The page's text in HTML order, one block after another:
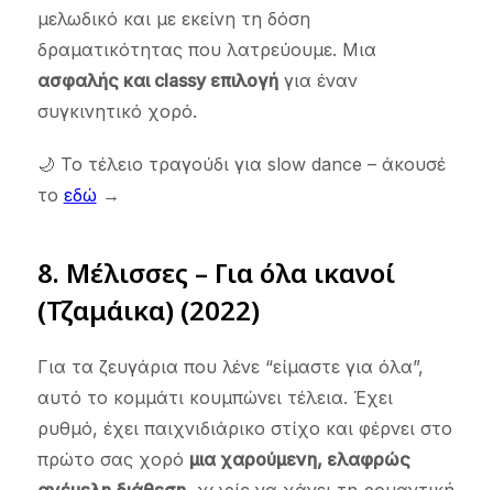
μελωδικό και με εκείνη τη δόση
δραματικότητας που λατρεύουμε. Μια
ασφαλής και classy επιλογήγια έναν
συγκινητικό χορό.
🌙 Το τέλειο τραγούδι για slow dance – άκουσέ
το εδώ →
8. Μέλισσες – Για όλα ικανοί
(Τζαμάικα) (2022)
Για τα ζευγάρια που λένε “είμαστε για όλα”,
αυτό το κομμάτι κουμπώνει τέλεια. Έχει
ρυθμό, έχει παιχνιδιάρικο στίχο και φέρνει στο
πρώτο σας χορό μια χαρούμενη, ελαφρώς